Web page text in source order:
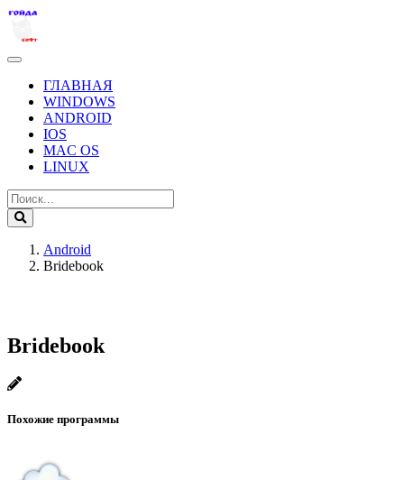
ГЛАВНАЯ
WINDOWS
ANDROID
IOS
MAC OS
LINUX
Android
Bridebook
Bridebook
Похожие программы